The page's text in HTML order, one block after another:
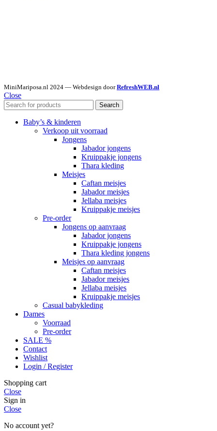
MiniMariposa.nl 2024 — Webdesign doorRefreshWEB.nl
Close
Search
Baby’s & kinderen
Verkoop uit voorraad
Jongens
Jabador jongens
Kruippakje jongens
Thara kleding
Meisjes
Caftan meisjes
Jabador meisjes
Jellaba meisjes
Kruippakje meisjes
Pre-order
Jongens op aanvraag
Jabador jongens
Kruippakje jongens
Thara kleding jongens
Meisjes op aanvraag
Caftan meisjes
Jabador meisjes
Jellaba meisjes
Kruippakje meisjes
Casual babykleding
Dames
Voorraad
Pre-order
SALE %
Contact
Wishlist
Login / Register
Shopping cart
Close
Sign in
Close
No account yet?